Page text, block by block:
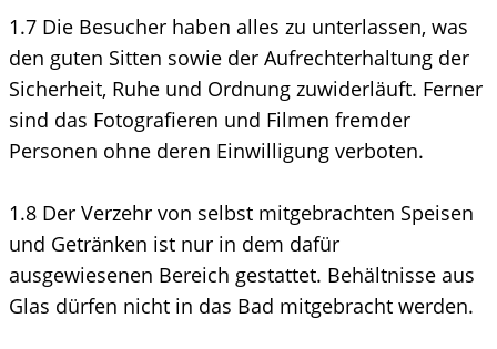
1.7 Die Besucher haben alles zu unterlassen, was
den guten Sitten sowie der Aufrechterhaltung der
Sicherheit, Ruhe und Ordnung zuwiderläuft. Ferner
sind das Fotografieren und Filmen fremder
Personen ohne deren Einwilligung verboten.
1.8 Der Verzehr von selbst mitgebrachten Speisen
und Getränken ist nur in dem dafür
ausgewiesenen Bereich gestattet. Behältnisse aus
Glas dürfen nicht in das Bad mitgebracht werden.